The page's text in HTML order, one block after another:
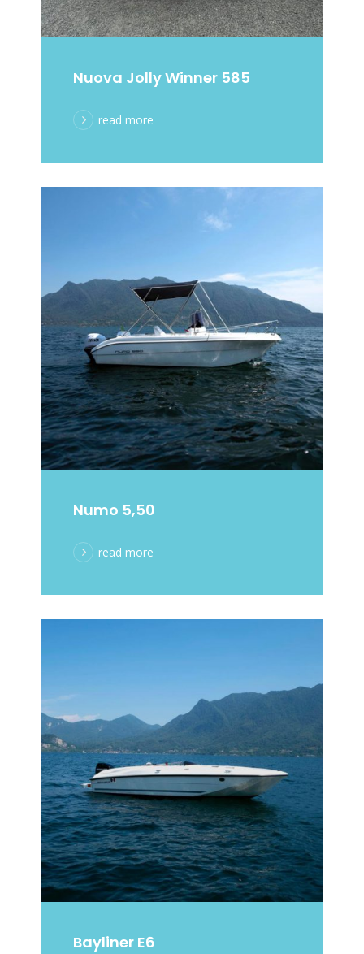
Nuova Jolly Winner 585
read more
Numo 5,50
read more
Bayliner E6